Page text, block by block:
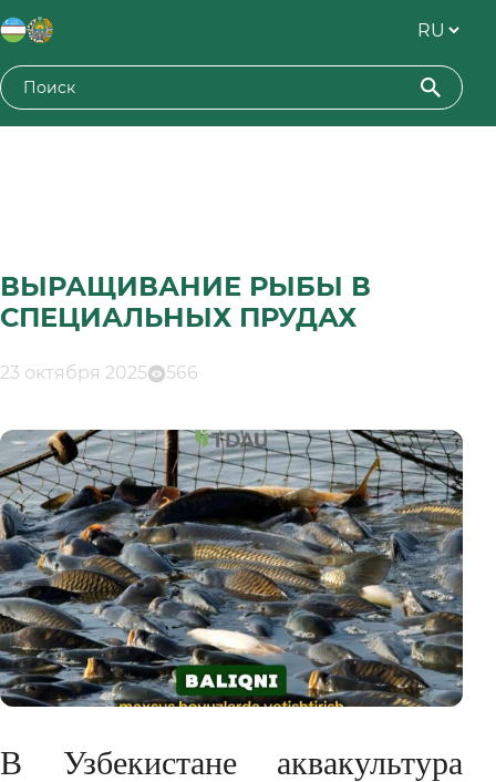
ВЫРАЩИВАНИЕ РЫБЫ В
СПЕЦИАЛЬНЫХ ПРУДАХ
23 октября 2025 566
В Узбекистане аквакультура